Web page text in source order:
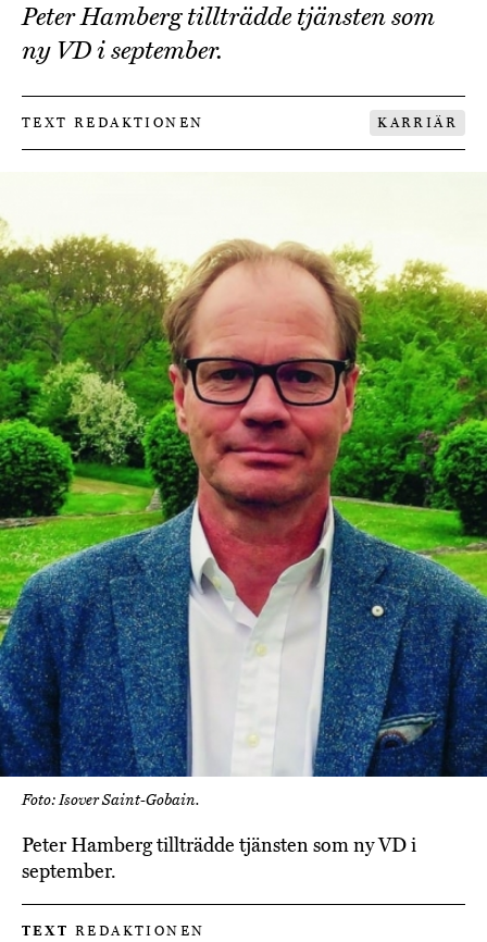
Peter Hamberg tillträdde tjänsten som
ny VD i september.
TEXT REDAKTIONEN KARRIÄR
Foto: Isover Saint-Gobain.
Peter Hamberg tillträdde tjänsten som ny VD i
september.
TEXT REDAKTIONEN